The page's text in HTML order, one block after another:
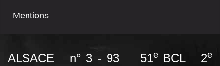
Mentions
ALSACE n° 3 - 93 51eBCL 2e